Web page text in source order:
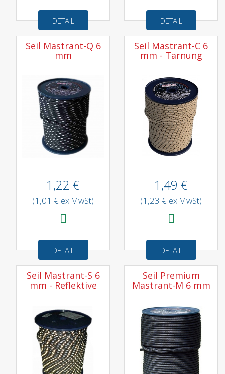
DETAIL DETAIL
Seil Mastrant-Q 6
mm
1,22 €
(1,01 € ex.MwSt)
DETAIL
Seil Mastrant-C 6
mm - Tarnung
1,49 €
(1,23 € ex.MwSt)
DETAIL
Seil Mastrant-S 6
mm - Reflektive
Seil Premium
Mastrant-M 6 mm